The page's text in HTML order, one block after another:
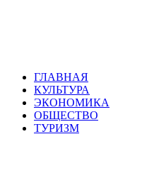
ГЛАВНАЯ
КУЛЬТУРА
ЭКОНОМИКА
ОБЩЕСТВО
ТУРИЗМ